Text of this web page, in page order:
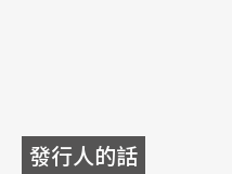
發行人的話